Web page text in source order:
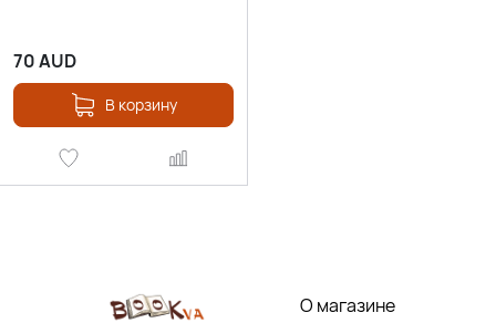
70AUD
В корзину
О магазине